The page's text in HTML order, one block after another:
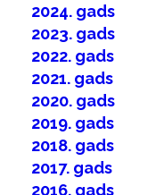
2024. gads
2023. gads
2022. gads
2021. gads
2020. gads
2019. gads
2018. gads
2017. gads
2016. gads